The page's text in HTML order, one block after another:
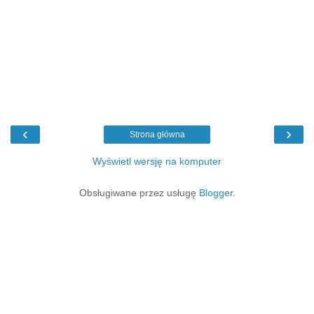
‹ ›
Strona główna
Wyświetl wersję na komputer
Obsługiwane przez usługę Blogger.